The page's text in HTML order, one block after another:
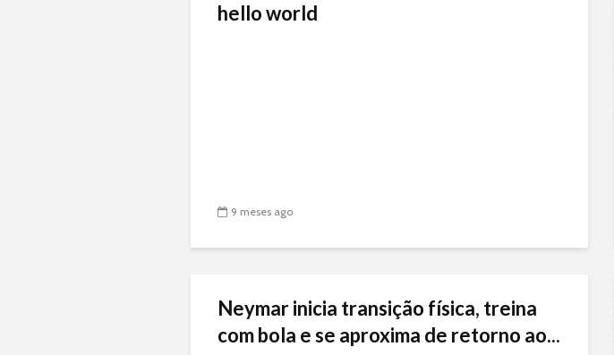
hello world
9 meses ago
Neymar inicia transição física, treina
com bola e se aproxima de retorno ao...